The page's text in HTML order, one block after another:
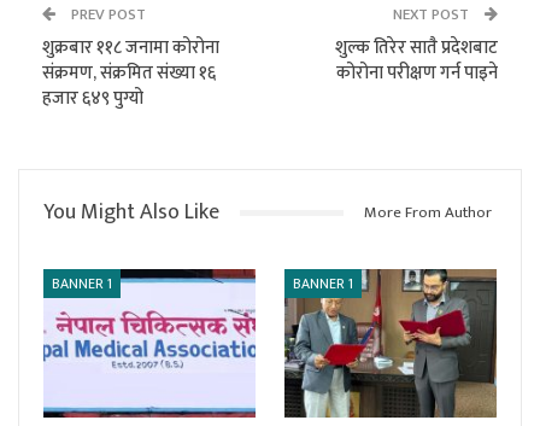
PREV POST
शुक्रबार ११८ जनामा कोरोना
संक्रमण, संक्रमित संख्या १६
हजार ६४९ पुग्यो
NEXT POST
शुल्क तिरेर सातै प्रदेशबाट
कोरोना परीक्षण गर्न पाइने
You Might Also Like More From Author
BANNER 1 BANNER 1